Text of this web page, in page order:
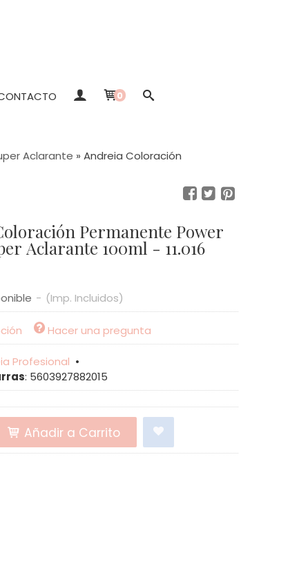
0
Aclarante » Andreia Coloración
Permanente Power
Aclarante 100ml - 11.016
- (Imp. Incluidos)
Hacer una pregunta
Profesional •
: 5603927882015
Añadir a Carrito